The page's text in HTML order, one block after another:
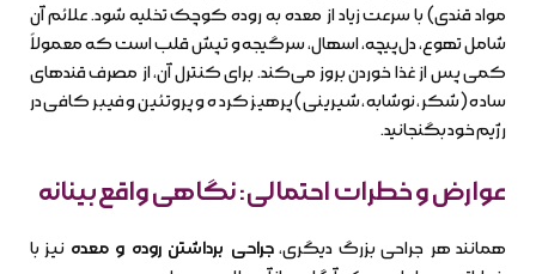
مواد قندی) با سرعت زیاد از معده به روده کوچک تخلیه شود. علائم آن
شامل تهوع، دل‌پیچه، اسهال، سرگیجه و تپش قلب است که معمولاً
کمی پس از غذا خوردن بروز می‌کند. برای کنترل آن، از مصرف قندهای
ساده (شکر، نوشابه، شیرینی) پرهیز کرده و پروتئین و فیبر کافی در
رژیم خود بگنجانید.
عوارض و خطرات احتمالی: نگاهی واقع‌بینانه
همانند هر جراحی بزرگ دیگری،جراحی برداشتن روده و معده نیز با